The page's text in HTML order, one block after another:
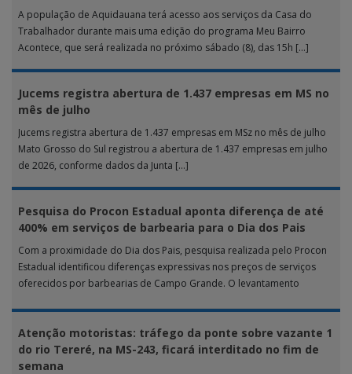
A população de Aquidauana terá acesso aos serviços da Casa do
Trabalhador durante mais uma edição do programa Meu Bairro
Acontece, que será realizada no próximo sábado (8), das 15h […]
Jucems registra abertura de 1.437 empresas em MS no
mês de julho
Jucems registra abertura de 1.437 empresas em MSz no mês de julho
Mato Grosso do Sul registrou a abertura de 1.437 empresas em julho
de 2026, conforme dados da Junta […]
Pesquisa do Procon Estadual aponta diferença de até
400% em serviços de barbearia para o Dia dos Pais
Com a proximidade do Dia dos Pais, pesquisa realizada pelo Procon
Estadual identificou diferenças expressivas nos preços de serviços
oferecidos por barbearias de Campo Grande. O levantamento
Atenção motoristas: tráfego da ponte sobre vazante 1
do rio Tereré, na MS-243, ficará interditado no fim de
semana